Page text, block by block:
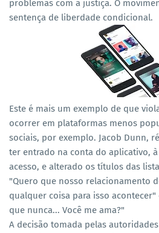
problemas com a justiça. O
sentença de liberdade condicional.
Este é mais um exemplo de que
ocorrer em plataformas menos
sociais, por exemplo. Jacob Dunn,
ter entrado na conta do aplicativo,
acesso, e alterado os títulos das
"Quero que nosso relacionamento
qualquer coisa para isso acontecer"
que nunca... Você me ama?"
A decisão tomada pelas